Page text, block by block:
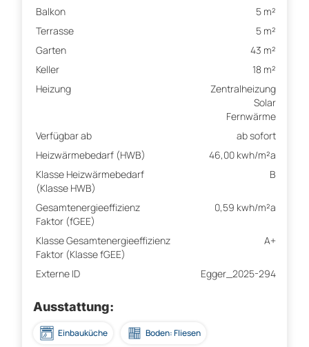
Balkon
5 m²
Terrasse
5 m²
Garten
43 m²
Keller
18 m²
Heizung
Zentralheizung
Solar
Fernwärme
Verfügbar ab
ab sofort
Heizwärmebedarf (HWB)
46,00 kwh/m²a
Klasse Heizwärmebedarf
(Klasse HWB)
B
Gesamtenergieeffizienz
Faktor (fGEE)
0,59 kwh/m²a
Klasse Gesamtenergieeffizienz
Faktor (Klasse fGEE)
A+
Externe ID Egger_2025-294
Ausstattung:
Einbauküche Boden: Fliesen